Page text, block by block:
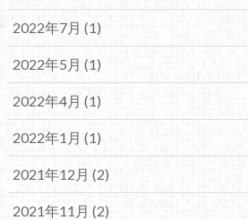
2022年7月 (1)
2022年5月 (1)
2022年4月 (1)
2022年1月 (1)
2021年12月 (2)
2021年11月 (2)